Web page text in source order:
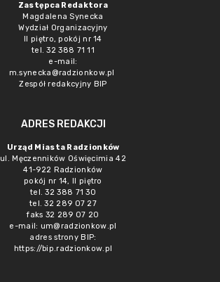
Zastępca Redaktora
Magdalena Synecka
Wydział Organizacyjny
II piętro, pokój nr 14
tel. 32 388 71 11
e-mail:
m.synecka@radzionkow.pl
Zespół redakcyjny BIP
ADRES REDAKCJI
Urząd Miasta Radzionków
ul. Męczenników Oświęcimia 42
41-922 Radzionków
pokój nr 14, II piętro
tel. 32 388 71 30
tel. 32 289 07 27
faks 32 289 07 20
e-mail: um@radzionkow.pl
adres strony BIP:
https://bip.radzionkow.pl